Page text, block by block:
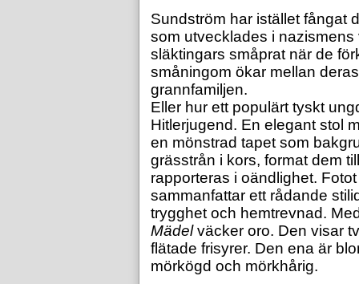
Sundström har istället fångat
som utvecklades i
släktingars småprat när de
småningom ökar mellan
grannfamiljen.
Eller hur ett populärt tyskt
Hitlerjugend. En elegant stol
en mönstrad tapet som
grässtrån i kors, format dem
rapporteras i oändlighet.
sammanfattar ett rådande
trygghet och hemtrevnad.
Mädelväcker oro. Den visar
flätade frisyrer. Den ena är
mörkögd och mörkhårig.